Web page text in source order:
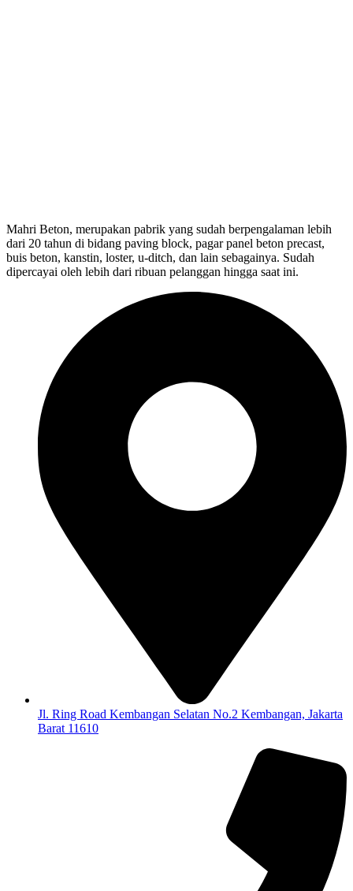
Mahri Beton, merupakan pabrik yang sudah berpengalaman lebih
dari 20 tahun di bidang paving block, pagar panel beton precast,
buis beton, kanstin, loster, u-ditch, dan lain sebagainya. Sudah
dipercayai oleh lebih dari ribuan pelanggan hingga saat ini.
Jl. Ring Road Kembangan Selatan No.2 Kembangan, Jakarta
Barat 11610